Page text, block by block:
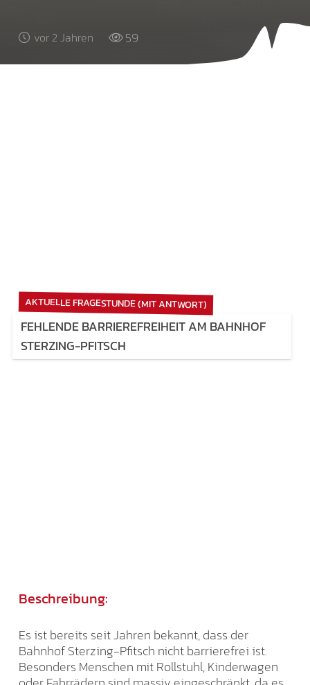
vor 2 Jahren 59
AKTUELLE FRAGESTUNDE (MIT ANTWORT)
FEHLENDE BARRIEREFREIHEIT AM BAHNHOF
STERZING-PFITSCH
Beschreibung:
Es ist bereits seit Jahren bekannt, dass der
Bahnhof Sterzing-Pfitsch nicht barrierefrei ist.
Besonders Menschen mit Rollstuhl, Kinderwagen